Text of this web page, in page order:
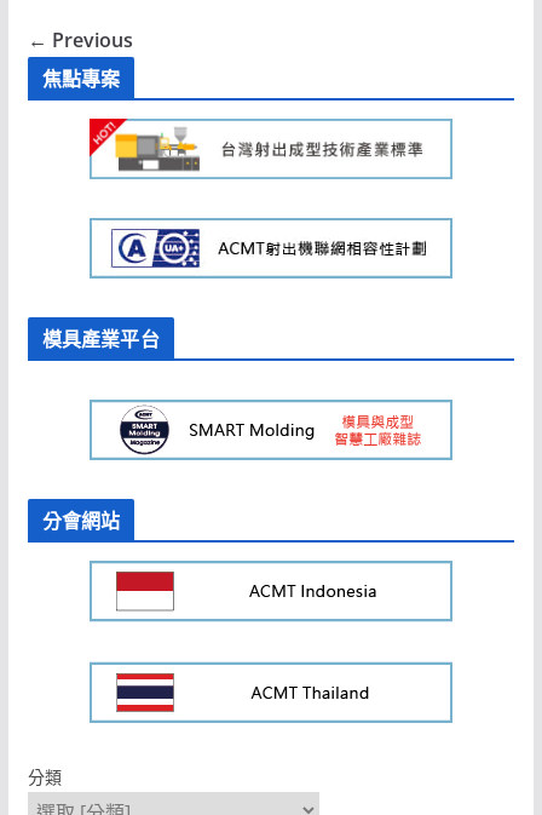
← Previous
焦點專案
模具產業平台
分會網站
分類